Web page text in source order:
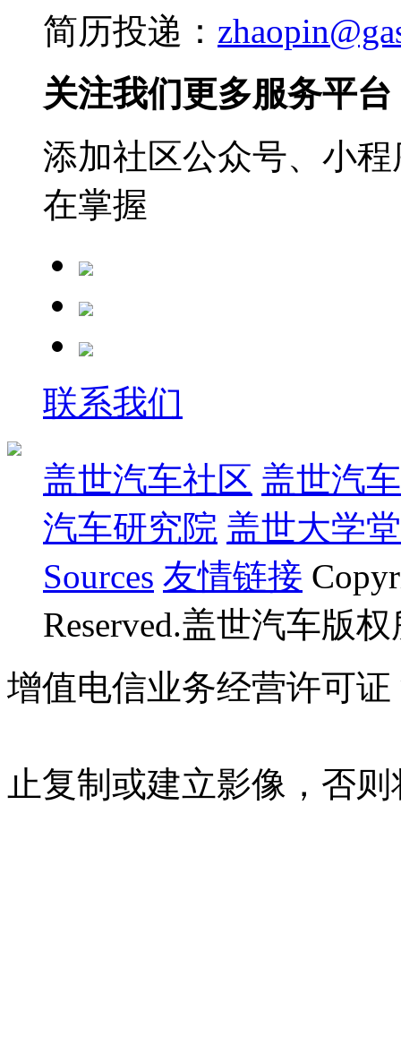
简历投递：
关注我们更多服务平台
添加社区公众号、小
在掌握
联系我们
盖世汽车社区 盖世汽
汽车研究院 盖世大学堂
Sources 友情链接
Reserved.盖世汽车版
增值电信业务经营许可证
止复制或建立影像，否